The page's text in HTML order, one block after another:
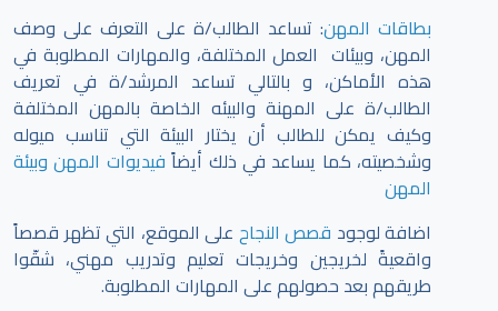
بطاقات المهن: تساعد الطالب/ة على التعرف على وصف
المهن، وبيئات العمل المختلفة، والمهارات المطلوبة في
هذه الأماكن، و بالتالي تساعد المرشد/ة في تعريف
الطالب/ة على المهنة والبيئه الخاصة بالمهن المختلفة
وكيف يمكن للطالب أن يختار البيئة التي تناسب ميوله
وشخصيته، كما يساعد في ذلك أيضاً فيديوات المهن وبيئة
المهن
اضافة لوجود قصص النجاح على الموقع، التي تظهر قصصاً
واقعيةً لخريجين وخريجات تعليم وتدريب مهني، شقّوا
طريقهم بعد حصولهم على المهارات المطلوبة.